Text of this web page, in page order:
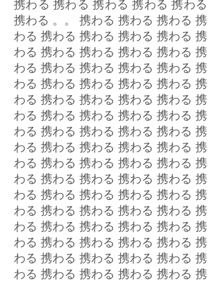
携わる 携わる 携わる 携わる 携わる
携わる 。。 携わる 携わる 携わる 携
わる 携わる 携わる 携わる 携わる 携
わる 携わる 携わる 携わる 携わる 携
わる 携わる 携わる 携わる 携わる 携
わる 携わる 携わる 携わる 携わる 携
わる 携わる 携わる 携わる 携わる 携
わる 携わる 携わる 携わる 携わる 携
わる 携わる 携わる 携わる 携わる 携
わる 携わる 携わる 携わる 携わる 携
わる 携わる 携わる 携わる 携わる 携
わる 携わる 携わる 携わる 携わる 携
わる 携わる 携わる 携わる 携わる 携
わる 携わる 携わる 携わる 携わる 携
わる 携わる 携わる 携わる 携わる 携
わる 携わる 携わる 携わる 携わる 携
わる 携わる 携わる 携わる 携わる 携
わる 携わる 携わる 携わる 携わる 携